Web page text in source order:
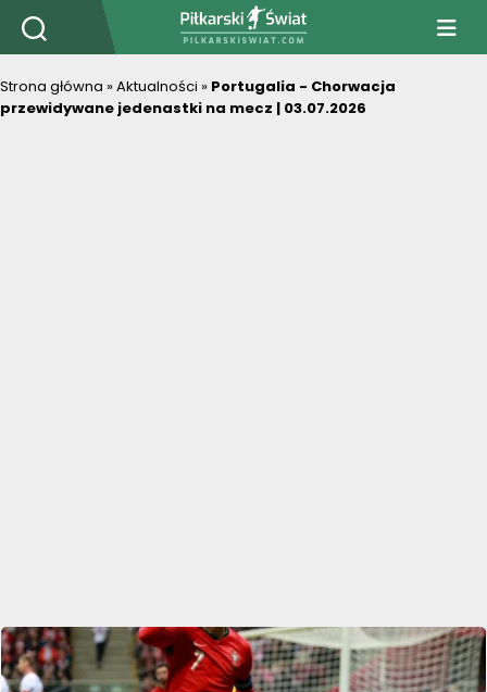
PiłkarskiSwiat.com
Strona główna »Aktualności » Portugalia - Chorwacja
przewidywane jedenastki na mecz | 03.07.2026